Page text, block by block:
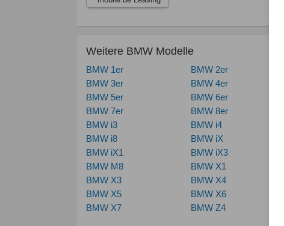
Weitere BMW Modelle
BMW 1er
BMW 2er
BMW 3er
BMW 4er
BMW 5er
BMW 6er
BMW 7er
BMW 8er
BMW i3
BMW i4
BMW i8
BMW iX
BMW iX1
BMW iX3
BMW M8
BMW X1
BMW X3
BMW X4
BMW X5
BMW X6
BMW X7
BMW Z4